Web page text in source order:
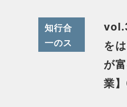
知行合
一のス
を
が
業